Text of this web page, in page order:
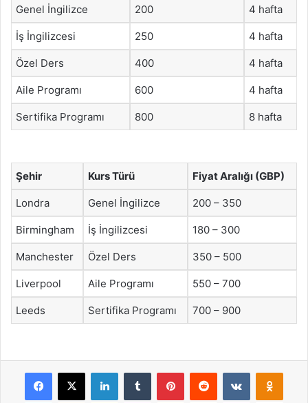
Genel İngilizce 200 4 hafta
İş İngilizcesi 250 4 hafta
Özel Ders 400 4 hafta
Aile Programı 600 4 hafta
Sertifika Programı 800 8 hafta
Şehir Kurs Türü Fiyat Aralığı (GBP)
Londra Genel İngilizce 200 – 350
Birmingham İş İngilizcesi 180 – 300
Manchester Özel Ders 350 – 500
Liverpool Aile Programı 550 – 700
Leeds Sertifika Programı 700 – 900
Facebook
X LinkedInTumblr PinterestReddit VKontakte